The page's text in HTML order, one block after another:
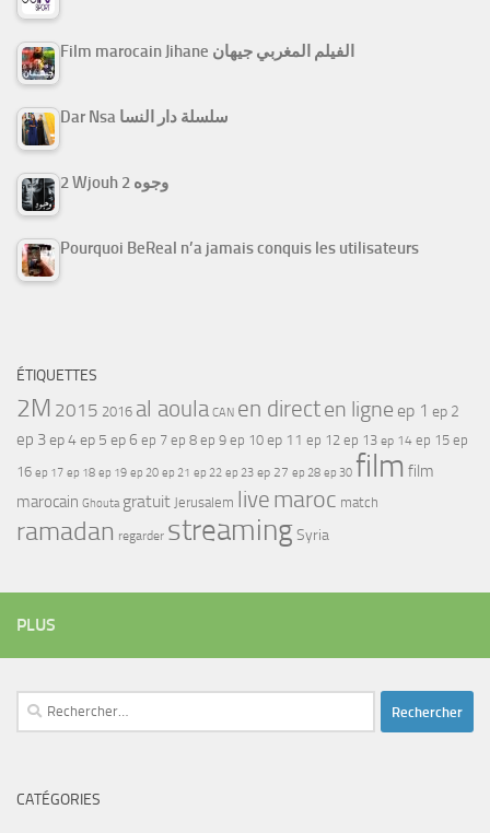
Film marocain Jihane الفيلم المغربي جيهان
Dar Nsa سلسلة دار النسا
2 Wjouh 2 وجوه
Pourquoi BeReal n’a jamais conquis les utilisateurs
ÉTIQUETTES
2M 2015 2016 al aoula CAN en directen ligne ep 1 ep 2
ep 3ep 4ep 5 ep 6 ep 7 ep 8 ep 9 ep 10 ep 11 ep 12 ep 13 ep 14 ep 15 ep
16 ep 17 ep 18 ep 19 ep 20 ep 21 ep 22 ep 23 ep 27 ep 28 ep 30 film film
marocain Ghouta gratuit Jerusalem live maroc match
ramadan regarder streamingSyria
PLUS
Rechercher :
CATÉGORIES